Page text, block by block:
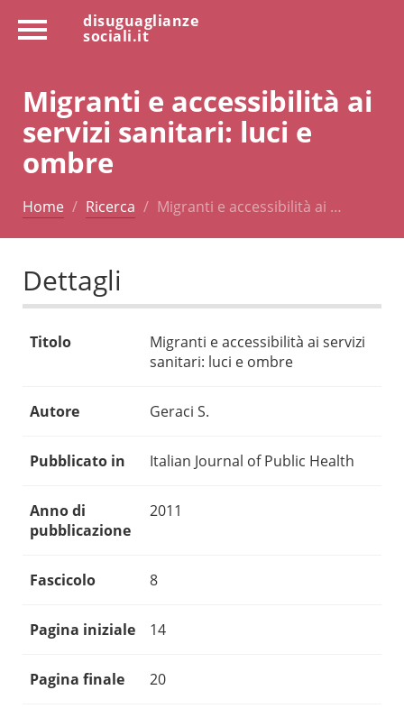
disuguaglianze
sociali.it
Migranti e accessibilità ai
servizi sanitari: luci e
ombre
Home Ricerca Migranti e accessibilità ai …
Dettagli
Titolo
Migranti e accessibilità ai servizi
sanitari: luci e ombre
Autore Geraci S.
Pubblicato in Italian Journal of Public Health
Anno di
pubblicazione
2011
Fascicolo 8
Pagina iniziale 14
Pagina finale 20